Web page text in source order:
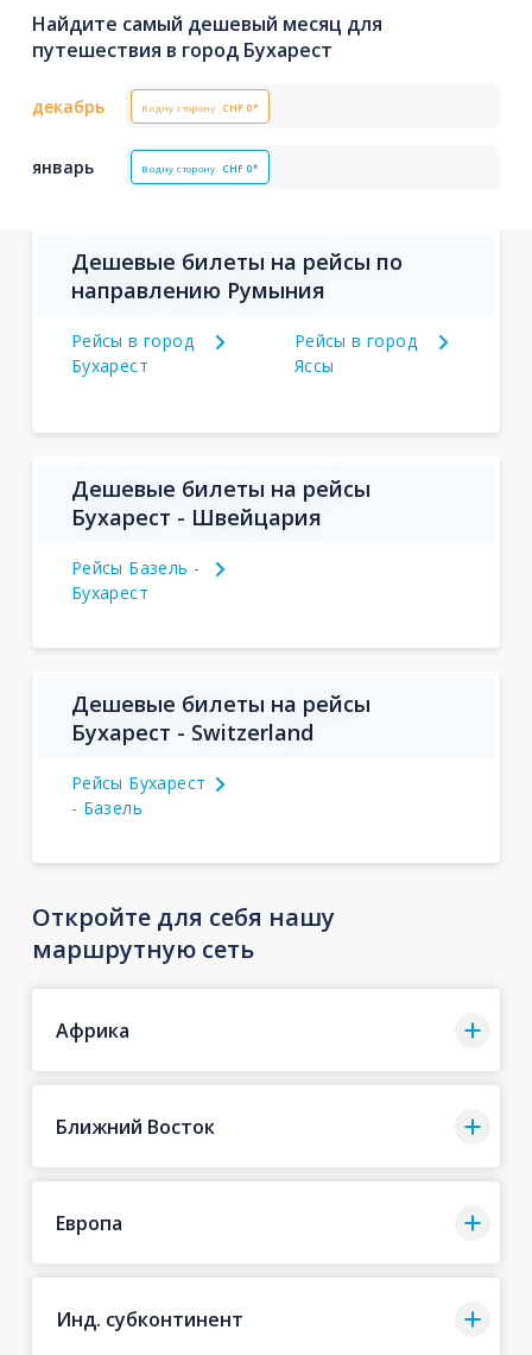
Найдите самый дешевый месяц для
путешествия в город Бухарест
декабрь В одну сторону CHF 0*
январь В одну сторону CHF 0*
Дешевые билеты на рейсы по
направлению Румыния
Рейсы в город
Бухарест
Рейсы в город
Яссы
Дешевые билеты на рейсы
Бухарест - Швейцария
Рейсы Базель -
Бухарест
Дешевые билеты на рейсы
Бухарест - Switzerland
Рейсы Бухарест
- Базель
Откройте для себя нашу
маршрутную сеть
Африка
Ближний Восток
Европа
Инд. субконтинент